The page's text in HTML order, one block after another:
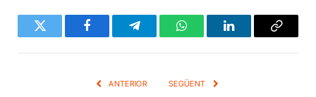
Twitter FacebookTelegramWhatsAppLinkedInCopy
ANTERIOR SEGÜENT